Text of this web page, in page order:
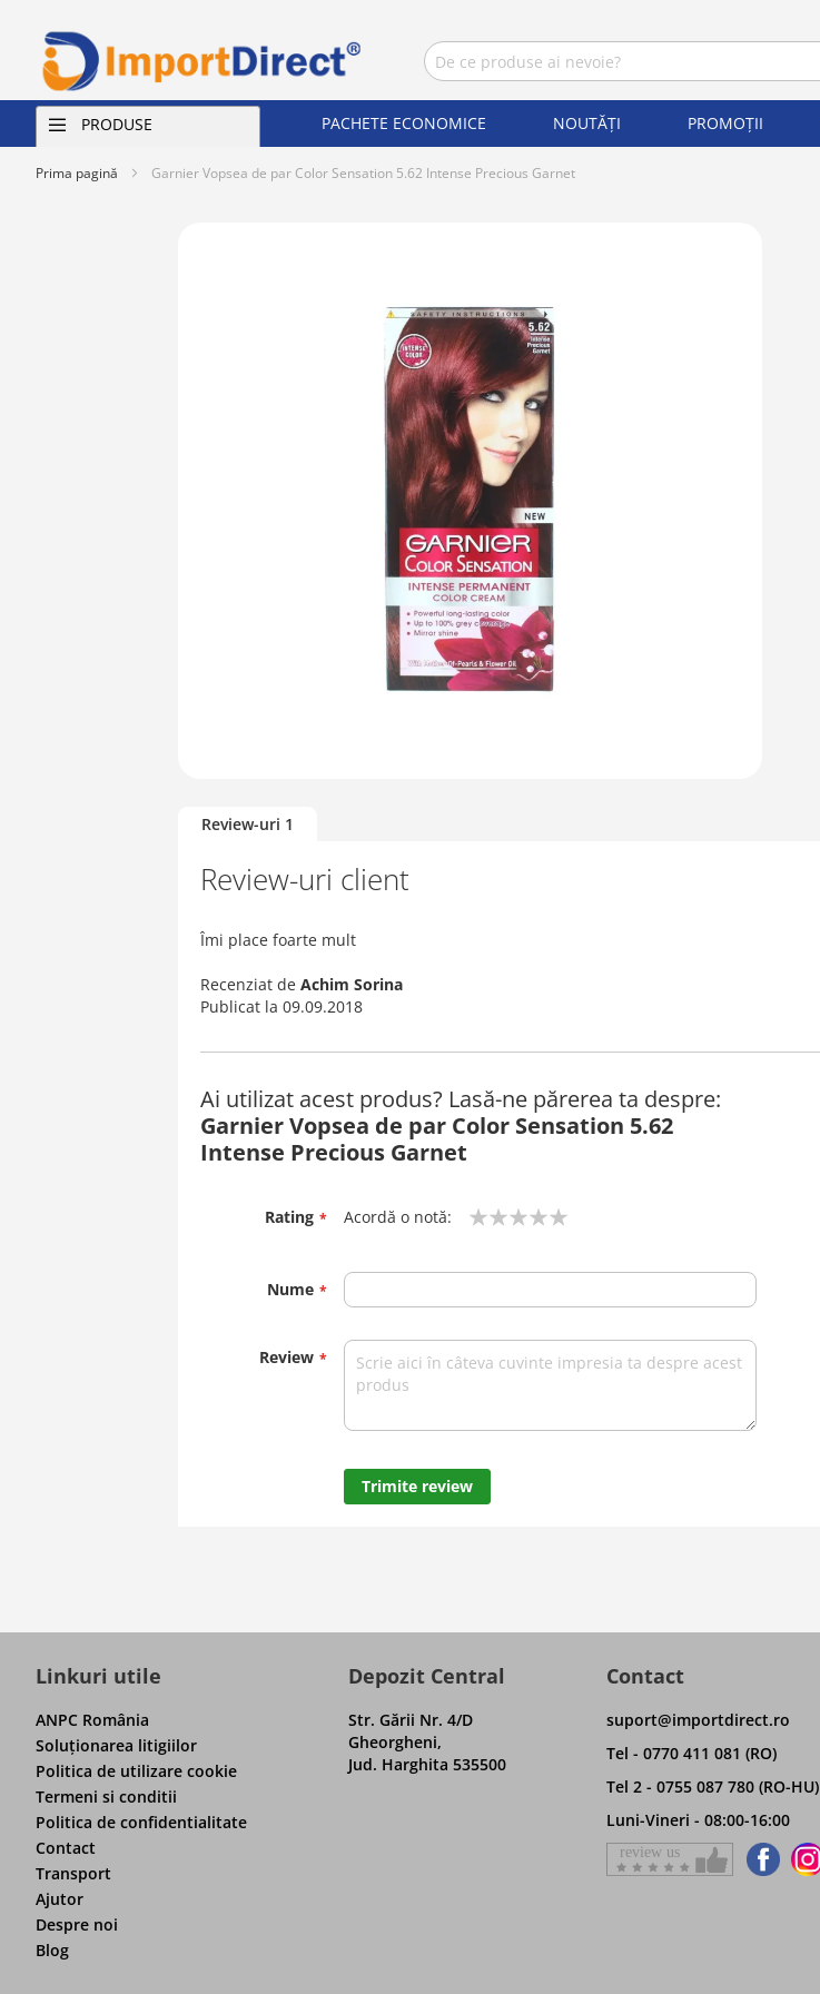
PRODUSE PACHETE ECONOMICE NOUTĂȚI PROMOȚII
Prima pagină Garnier Vopsea de par Color Sensation 5.62 Intense Precious Garnet
gallery
Review-uri 1
Review-uri client
Îmi place foarte mult
Recenziat de Achim Sorina
Publicat la 09.09.2018
Ai utilizat acest produs? Lasă-ne părerea ta despre:
Garnier Vopsea de par Color Sensation 5.62
Intense Precious Garnet
Rating
Acordă o notă:
Nume
Review
Trimite review
Linkuri utile
ANPC România
Soluţionarea litigiilor
Politica de utilizare cookie
Termeni si conditii
Politica de confidentialitate
Contact
Transport
Ajutor
Despre noi
Blog
Depozit Central
Str. Gării Nr. 4/D
Gheorgheni,
Jud. Harghita 535500
Contact
suport@importdirect.ro
Tel - 0770 411 081 (RO)
Tel 2 - 0755 087 780 (RO-HU)
Luni-Vineri - 08:00-16:00